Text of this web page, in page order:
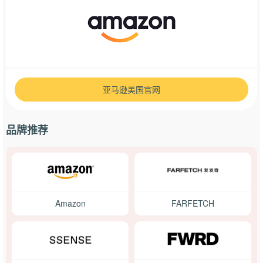
亚马逊美国官网
品牌推荐
Amazon FARFETCH